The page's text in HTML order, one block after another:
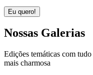
Eu quero!
Nossas Galerias
Edições temáticas com
mais charmosa